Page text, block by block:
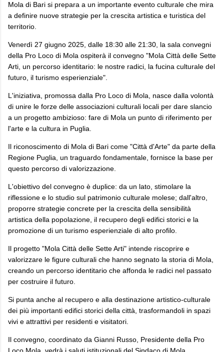
Mola di Bari si prepara a un importante evento culturale che mira
a definire nuove strategie per la crescita artistica e turistica del
territorio.
Venerdì 27 giugno 2025, dalle 18:30 alle 21:30, la sala convegni
della Pro Loco di Mola ospiterà il convegno "Mola Città delle Sette
Arti, un percorso identitario: le nostre radici, la fucina culturale del
futuro, il turismo esperienziale".
L'iniziativa, promossa dalla Pro Loco di Mola, nasce dalla volontà
di unire le forze delle associazioni culturali locali per dare slancio
a un progetto ambizioso: fare di Mola un punto di riferimento per
l'arte e la cultura in Puglia.
Il riconoscimento di Mola di Bari come "Città d'Arte" da parte della
Regione Puglia, un traguardo fondamentale, fornisce la base per
questo percorso di valorizzazione.
L'obiettivo del convegno è duplice: da un lato, stimolare la
riflessione e lo studio sul patrimonio culturale molese; dall'altro,
proporre strategie concrete per la crescita della sensibilità
artistica della popolazione, il recupero degli edifici storici e la
promozione di un turismo esperienziale di alto profilo.
Il progetto "Mola Città delle Sette Arti" intende riscoprire e
valorizzare le figure culturali che hanno segnato la storia di Mola,
creando un percorso identitario che affonda le radici nel passato
per costruire il futuro.
Si punta anche al recupero e alla destinazione artistico-culturale
dei più importanti edifici storici della città, trasformandoli in spazi
vivi e attrattivi per residenti e visitatori.
Il convegno, coordinato da Gianni Russo, Presidente della Pro